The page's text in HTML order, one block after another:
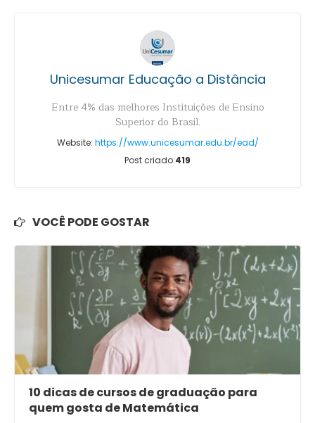
Unicesumar Educação a Distância
Entre 4% das melhores Instituições de Ensino
Superior do Brasil.
Website: https://www.unicesumar.edu.br/ead/
Post criado:419
VOCÊ PODE GOSTAR
10 dicas de cursos de graduação para
quem gosta de Matemática